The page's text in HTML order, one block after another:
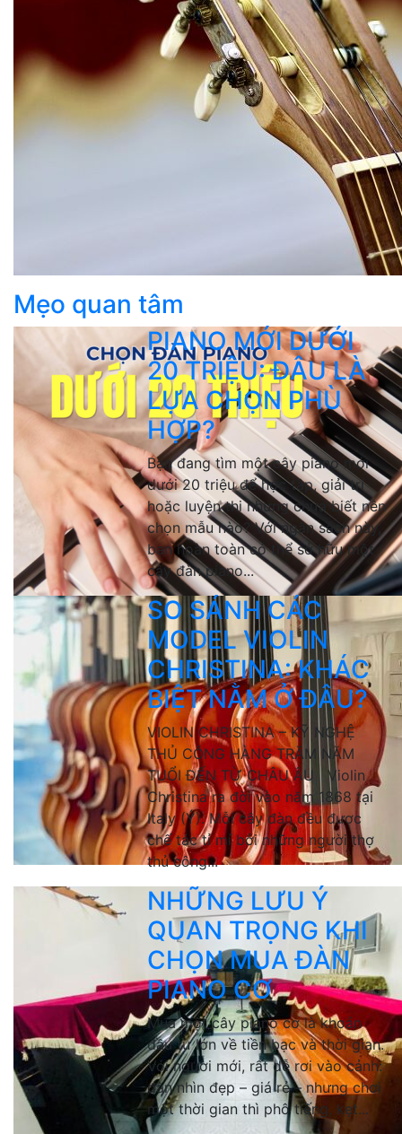
Mẹo quan tâm
PIANO MỚI DƯỚI
20 TRIỆU: ĐÂU LÀ
LỰA CHỌN PHÙ
HỢP?
Bạn đang tìm một cây piano mới
dưới 20 triệu để học tập, giải trí
hoặc luyện thi nhưng chưa biết nên
chọn mẫu nào? Với ngân sách này,
bạn hoàn toàn có thể sở hữu một
cây đàn piano...
SO SÁNH CÁC
MODEL VIOLIN
CHRISTINA: KHÁC
BIỆT NẰM Ở ĐÂU?
VIOLIN CHRISTINA – KỸ NGHỆ
THỦ CÔNG HÀNG TRĂM NĂM
TUỔI ĐẾN TỪ CHÂU ÂU Violin
Christina ra đời vào năm 1868 tại
Italy (Ý). Mỗi cây đàn đều được
chế tác tỉ mỉ bởi những người thợ
thủ công...
NHỮNG LƯU Ý
QUAN TRỌNG KHI
CHỌN MUA ĐÀN
PIANO CƠ
Mua một cây piano cơ là khoản
đầu tư lớn về tiền bạc và thời gian.
Với người mới, rất dễ rơi vào cảnh:
đàn nhìn đẹp – giá rẻ – nhưng chơi
một thời gian thì phô tiếng, kẹt...